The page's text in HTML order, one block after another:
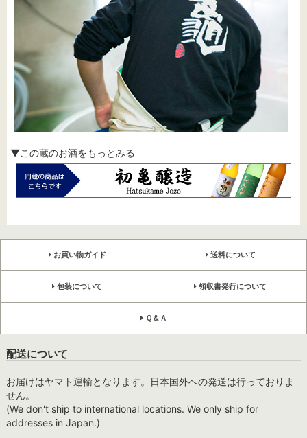
▼この蔵のお酒をもっとみる
お買い物ガイド 送料について
包装について 領収書発行について
Ｑ＆Ａ
配送について
お届けはヤマト運輸となります。日本国外への発送は行っておりま
せん。
(We don't ship to international locations. We only ship for
addresses in Japan.)